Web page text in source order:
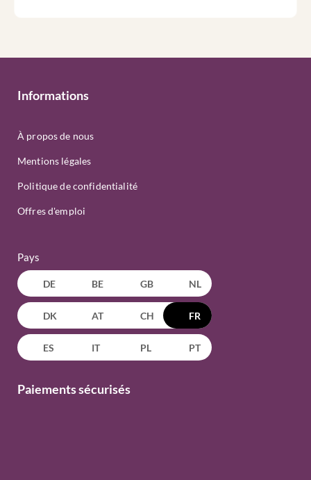
Informations
À propos de nous
Mentions légales
Politique de confidentialité
Offres d'emploi
Pays
DE BE GB NL
DK AT CH FR
ES IT PL PT
Paiements sécurisés